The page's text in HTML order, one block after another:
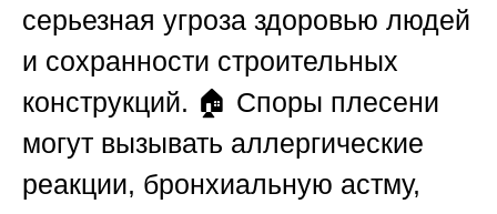
серьезная угроза здоровью людей
и сохранности строительных
конструкций. 🏠 Споры плесени
могут вызывать аллергические
реакции, бронхиальную астму,